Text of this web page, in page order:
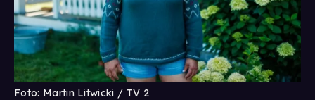
Foto: Martin Litwicki / TV 2